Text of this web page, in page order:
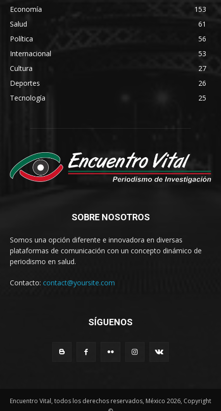
Economía
153
Salud
61
Política
56
Internacional
53
Cultura
27
Deportes
26
Tecnología
25
SOBRE NOSOTROS
Somos una opción diferente e innovadora en diversas
plataformas de comunicación con un concepto dinámico de
periodismo en salud.
Contacto: contact@yoursite.com
SÍGUENOS
Encuentro Vital, todos los derechos reservados, México 2026, Copyright